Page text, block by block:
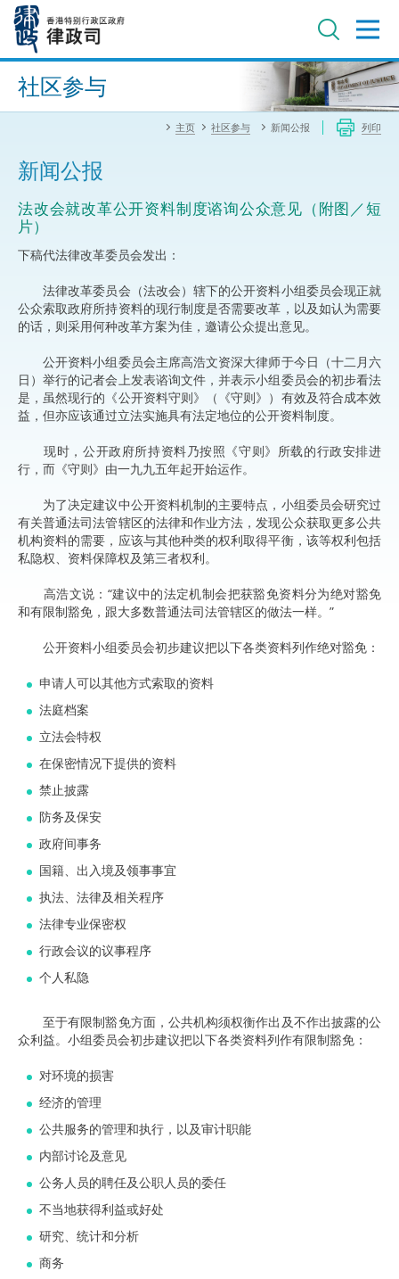
内
进阶搜寻
社区参与
主页 社区参与 新闻公报 列印
新闻公报
法改会就改革公开资料制度谘询公众意见（附图／短
片）
下稿代法律改革委员会发出：
法律改革委员会（法改会）辖下的公开资料小组委员会现正就
公众索取政府所持资料的现行制度是否需要改革，以及如认为需要
的话，则采用何种改革方案为佳，邀请公众提出意见。
公开资料小组委员会主席高浩文资深大律师于今日（十二月六
日）举行的记者会上发表谘询文件，并表示小组委员会的初步看法
是，虽然现行的《公开资料守则》（《守则》）有效及符合成本效
益，但亦应该通过立法实施具有法定地位的公开资料制度。
现时，公开政府所持资料乃按照《守则》所载的行政安排进
行，而《守则》由一九九五年起开始运作。
为了决定建议中公开资料机制的主要特点，小组委员会研究过
有关普通法司法管辖区的法律和作业方法，发现公众获取更多公共
机构资料的需要，应该与其他种类的权利取得平衡，该等权利包括
私隐权、资料保障权及第三者权利。
高浩文说：“建议中的法定机制会把获豁免资料分为绝对豁免
和有限制豁免，跟大多数普通法司法管辖区的做法一样。”
公开资料小组委员会初步建议把以下各类资料列作绝对豁免：
申请人可以其他方式索取的资料
法庭档案
立法会特权
在保密情况下提供的资料
禁止披露
防务及保安
政府间事务
国籍、出入境及领事事宜
执法、法律及相关程序
法律专业保密权
行政会议的议事程序
个人私隐
至于有限制豁免方面，公共机构须权衡作出及不作出披露的公
众利益。小组委员会初步建议把以下各类资料列作有限制豁免：
对环境的损害
经济的管理
公共服务的管理和执行，以及审计职能
内部讨论及意见
公务人员的聘任及公职人员的委任
不当地获得利益或好处
研究、统计和分析
商务